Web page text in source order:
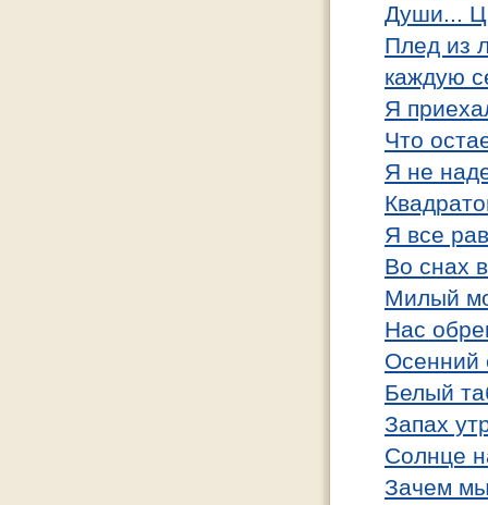
Души...
Плед из
каждую
Я
Что
Я не
Я все
Во снах
Милый
Нас
Осенний
Белый
Запах
Солнце
Зачем